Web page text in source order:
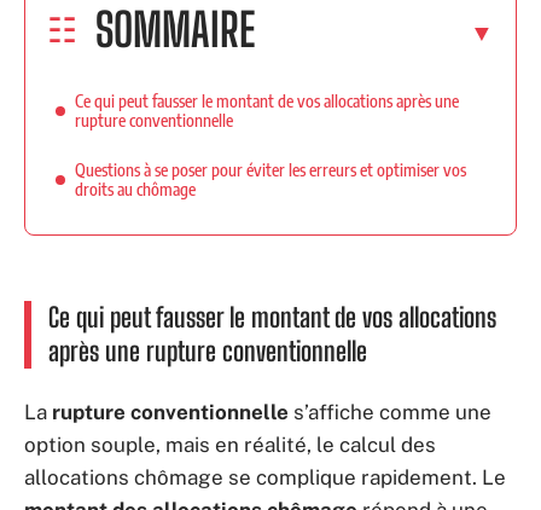
SOMMAIRE
Ce qui peut fausser le montant de vos allocations après une
rupture conventionnelle
Questions à se poser pour éviter les erreurs et optimiser vos
droits au chômage
Ce qui peut fausser le montant de vos allocations
après une rupture conventionnelle
La rupture conventionnelle s’affiche comme une
option souple, mais en réalité, le calcul des
allocations chômage se complique rapidement. Le